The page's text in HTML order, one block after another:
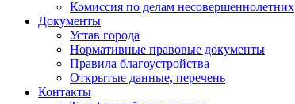
Комиссия по делам несовершеннолетних
Документы
Устав города
Нормативные правовые документы
Правила благоустройства
Открытые данные, перечень
Контакты